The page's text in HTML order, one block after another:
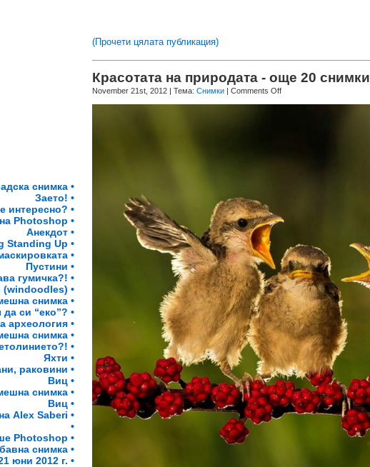
(Прочети цялата публикация)
Красотата на природата - още 20 снимки
November 21st, 2012 | Тема: Снимки | Comments Off
снимка •
Заето! •
интересно? •
Photoshop •
Анекдот •
Standing Up •
•
Пустини •
гумичка?! •
•
снимка •
си “еко”? •
археология •
снимка •
•
Яхти •
раковини •
Виц •
снимка •
Виц •
Alex Saberi •
•
Photoshop •
снимка •
юни 2012 г. •